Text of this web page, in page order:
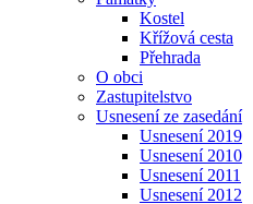
Kostel
Křížová cesta
Přehrada
O obci
Zastupitelstvo
Usnesení ze zasedání
Usnesení 2019
Usnesení 2010
Usnesení 2011
Usnesení 2012